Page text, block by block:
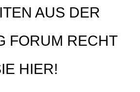
AUS DER
FORUM RECHT
HIER!